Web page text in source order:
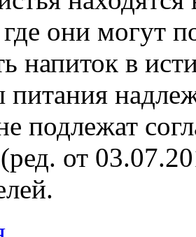
где они могут
напиток в
подлежат
от